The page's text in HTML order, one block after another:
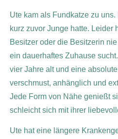
Ute kam als Fundkatze zu
kurz zuvor Junge hatte. Leider
Besitzer oder die Besitzerin
ein dauerhaftes Zuhause
vier Jahre alt und eine
verschmust, anhänglich und
Jede Form von Nähe genießt
schleicht sich mit ihrer
Ute hat eine längere